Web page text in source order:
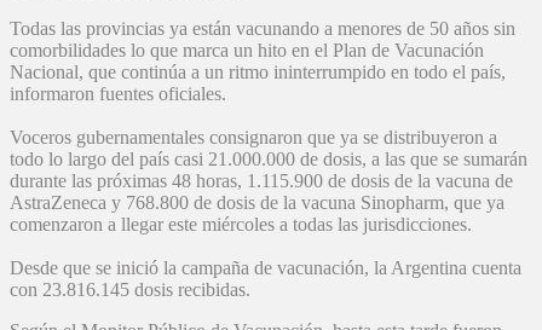
Todas las provincias ya están vacunando a menores de 50 años sin
comorbilidades lo que marca un hito en el Plan de Vacunación
Nacional, que continúa a un ritmo ininterrumpido en todo el país,
informaron fuentes oficiales.
Voceros gubernamentales consignaron que ya se distribuyeron a
todo lo largo del país casi 21.000.000 de dosis, a las que se sumarán
durante las próximas 48 horas, 1.115.900 de dosis de la vacuna de
AstraZeneca y 768.800 de dosis de la vacuna Sinopharm, que ya
comenzaron a llegar este miércoles a todas las jurisdicciones.
Desde que se inició la campaña de vacunación, la Argentina cuenta
con 23.816.145 dosis recibidas.